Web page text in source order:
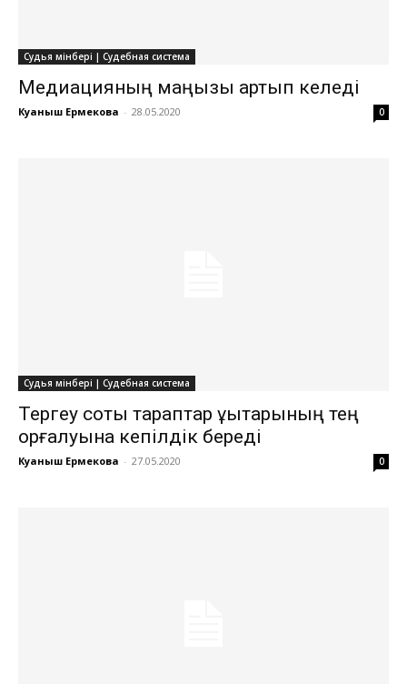
Судья мінбері | Судебная система
Медиацияның маңызы артып келеді
Куаныш Ермекова - 28.05.2020 0
Судья мінбері | Судебная система
Тергеу соты тараптар құқықтарының тең
қорғалуына кепілдік береді
Куаныш Ермекова - 27.05.2020 0